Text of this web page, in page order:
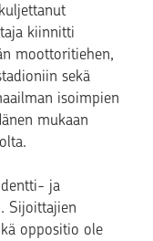
kiinnitti
moottoritiehen,
sekä
isoimpien
mukaan
ja
Sijoittajien
oppositio ole